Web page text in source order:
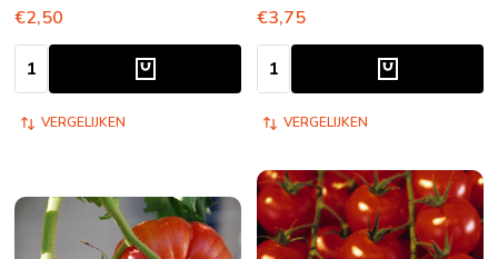
€2,50
Aantal:
VERGELIJKEN
€3,75
Aantal:
VERGELIJKEN